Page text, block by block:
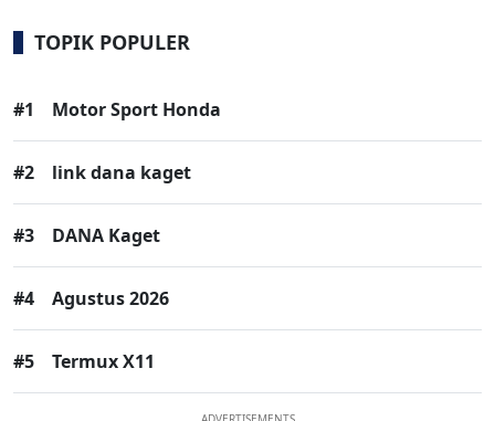
TOPIK POPULER
#1 Motor Sport Honda
#2 link dana kaget
#3 DANA Kaget
#4 Agustus 2026
#5 Termux X11